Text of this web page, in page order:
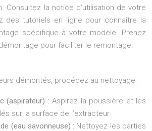
Consultez la notice d’utilisation de votre
des tutoriels en ligne pour connaître la
spécifique à votre modèle. Prenez
pour faciliter le remontage.
démontés, procédez au nettoyage :
(aspirateur) :Aspirez la poussière et les
sur la surface de l’extracteur.
(eau savonneuse) : Nettoyez les parties